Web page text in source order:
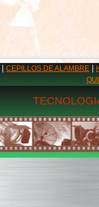
CEPILLOS DE ALAMBRE